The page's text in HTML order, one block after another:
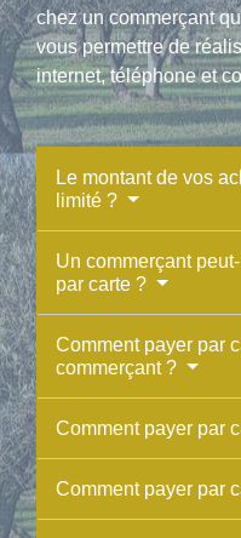
chez un commerçant
vous permettre de
internet, téléphone et
Le montant de vos
limité ?
Un commerçant
par carte ?
Comment payer par
commerçant ?
Comment payer par
Comment payer par